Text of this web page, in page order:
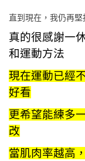
直到現在，我仍再
真的很感謝一
和運動方法
現在運動已經
好看
更希望能練多
改
當肌肉率越高